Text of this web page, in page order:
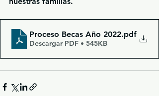
Proceso Becas Año 2022.pdf
Descargar PDF • 545KB